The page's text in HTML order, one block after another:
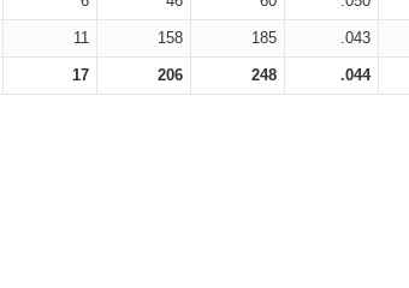
11 158 185 .043
17 206 248 .044